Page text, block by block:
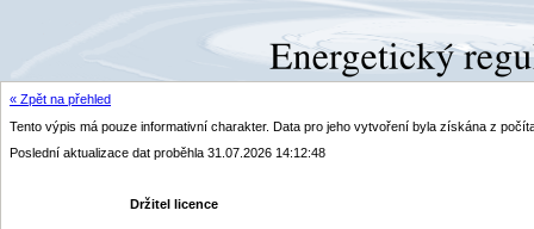
« Zpět na přehled
Tento výpis má pouze informativní charakter. Data pro jeho vytvoření byla získána z
Poslední aktualizace dat proběhla 31.07.2026 14:12:48
Držitel licence